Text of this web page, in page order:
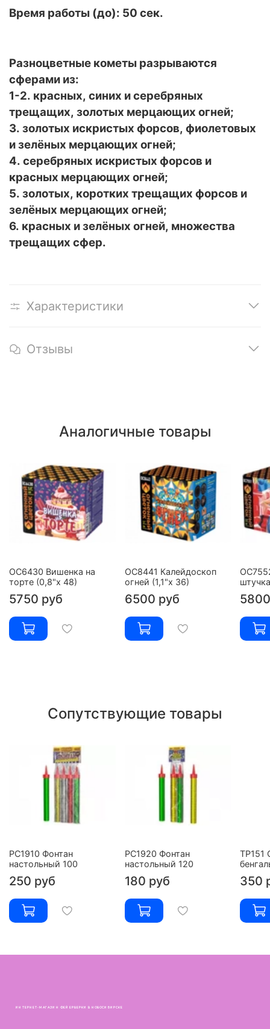
Время работы (до): 50 сек.
Разноцветные кометы разрываются
сферами из:
1-2. красных, синих и серебряных
трещащих, золотых мерцающих огней;
3. золотых искристых форсов, фиолетовых
и зелёных мерцающих огней;
4. серебряных искристых форсов и
красных мерцающих огней;
5. золотых, коротких трещащих форсов и
зелёных мерцающих огней;
6. красных и зелёных огней, множества
трещащих сфер.
Характеристики
Отзывы
Аналогичные товары
ОС6430 Вишенка на
торте (0,8"х 48)
5750 руб
ОС8441 Калейдоскоп
огней (1,1"х 36)
6500 руб
Сопутствующие товары
РС1910 Фонтан
настольный 100
250 руб
РС1920 Фонтан
настольный 120
180 руб
ТР151
350
ИНТЕРНЕТ-МАГАЗИН ФЕЙЕРВЕРКИ В НОВОСИБИРСКЕ